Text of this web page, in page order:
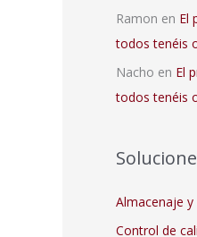
Ramon en El
todos tenéis
Nacho en El
todos tenéis
Almacenaje
Control de